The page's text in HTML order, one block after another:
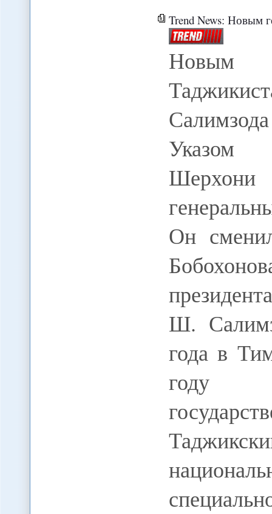
Trend News: Новым
Новым
Указом
Он
Ш.
года в
году